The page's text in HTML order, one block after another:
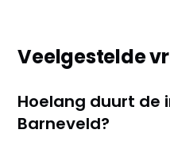
Veelgestelde
Hoelang duurt de
Barneveld?